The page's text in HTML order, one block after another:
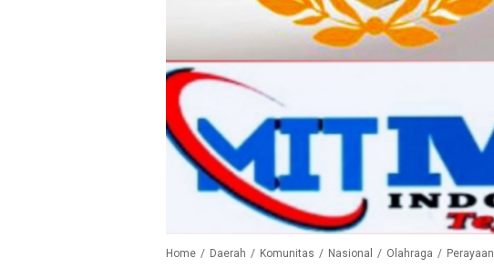
Home / Daerah / Komunitas / Nasional / Olahraga / Perayaan